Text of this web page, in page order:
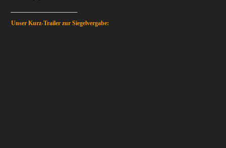
Unser Kurz-Trailer zur Siegelvergabe: